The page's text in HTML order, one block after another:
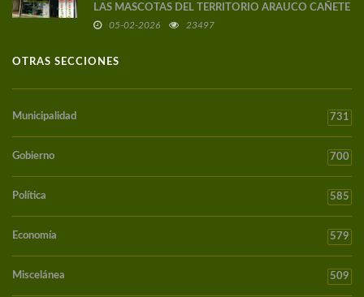
LAS MASCOTAS DEL TERRITORIO ARAUCO CAÑETE
05-02-2026 23497
OTRAS SECCIONES
Municipalidad 731
Gobierno 700
Política 585
Economía 579
Miscelánea 509